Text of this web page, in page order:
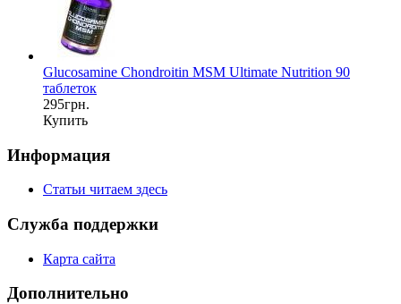
Glucosamine Chondroitin MSM Ultimate Nutrition 90
таблеток
295грн.
Купить
Информация
Статьи читаем здесь
Служба поддержки
Карта сайта
Дополнительно